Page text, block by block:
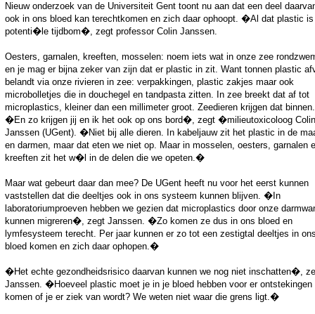
Nieuw onderzoek van de Universiteit Gent toont nu aan dat een deel
ook in ons bloed kan terechtkomen en zich daar ophoopt. �Al dat plastic is
potenti�le tijdbom�, zegt professor Colin Janssen.
Oesters, garnalen, kreeften, mosselen: noem iets wat in onze zee
en je mag er bijna zeker van zijn dat er plastic in zit. Want tonnen plastic
belandt via onze rivieren in zee: verpakkingen, plastic zakjes maar ook
microbolletjes die in douchegel en tandpasta zitten. In zee breekt dat af tot
microplastics, kleiner dan een millimeter groot. Zeedieren krijgen dat binnen.
�En zo krijgen jij en ik het ook op ons bord�, zegt �milieutoxicoloog Colin
Janssen (UGent). �Niet bij alle dieren. In kabeljauw zit het plastic in de
en darmen, maar dat eten we niet op. Maar in mosselen, oesters, garnalen
kreeften zit het w�l in de delen die we opeten.�
Maar wat gebeurt daar dan mee? De UGent heeft nu voor het eerst kunnen
vaststellen dat die deeltjes ook in ons systeem kunnen blijven. �In
laboratoriumproeven hebben we gezien dat microplastics door onze
kunnen migreren�, zegt Janssen. �Zo komen ze dus in ons bloed en
lymfesysteem terecht. Per jaar kunnen er zo tot een zestigtal deeltjes in
bloed komen en zich daar ophopen.�
�Het echte gezondheidsrisico daarvan kunnen we nog niet inschatten�,
Janssen. �Hoeveel plastic moet je in je bloed hebben voor er ontstekingen
komen of je er ziek van wordt? We weten niet waar die grens ligt.�